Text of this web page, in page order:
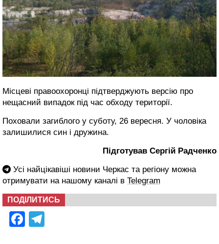
Місцеві правоохоронці підтверджують версію про
нещасний випадок під час обходу території.
Поховали загиблого у суботу, 26 вересня. У чоловіка
залишилися син і дружина.
Підготував Сергій Радченко
Усі найцікавіші новини Черкас та регіону можна
отримувати на нашому каналі в Telegram
ПОДІЛИТИСЬ
Facebook